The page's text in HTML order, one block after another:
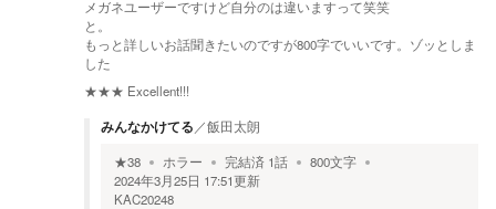
メガネユーザーですけど自分のは違いますって笑笑
と。
もっと詳しいお話聞きたいのですが800字でいいです。ゾッとしま
した
★★★ Excellent!!!
みんなかけてる ／飯田太朗
★38 ホラー 完結済 1話 800文字
2024年3月25日 17:51更新
KAC20248